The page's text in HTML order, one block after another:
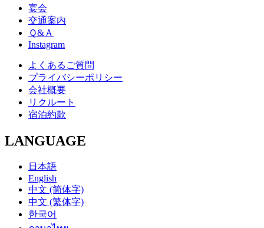
宴会
交通案内
Ｑ&Ａ
Instagram
よくあるご質問
プライバシーポリシー
会社概要
リクルート
宿泊約款
LANGUAGE
日本語
English
中文 (简体字)
中文 (繁体字)
한국어